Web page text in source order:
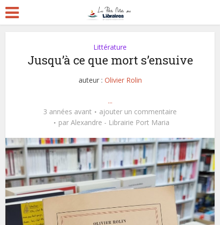
Littérature
Jusqu’à ce que mort s’ensuive
auteur : Olivier Rolin
...
3 années avant
ajouter un commentaire
par Alexandre - Librairie Port Maria